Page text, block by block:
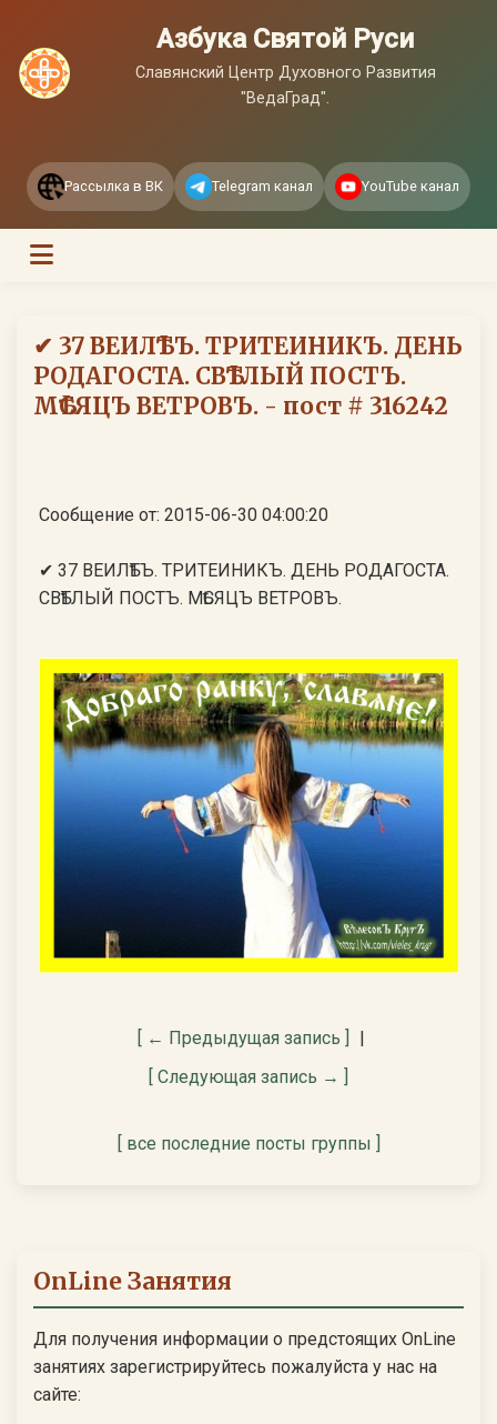
Азбука Святой Руси
Славянский Центр Духовного Развития
"ВедаГрад".
Рассылка в ВК Telegram канал YouTube канал
✔ 37 ВЕИЛѢТЪ. ТРИТЕИНИКЪ. ДЕНЬ
РОДАГОСТА. СВѢТЛЫЙ ПОСТЪ.
МѢСЯЦЪ ВЕТРОВЪ. - пост # 316242
Сообщение от: 2015-06-30 04:00:20
✔ 37 ВЕИЛѢТЪ. ТРИТЕИНИКЪ. ДЕНЬ РОДАГОСТА.
СВѢТЛЫЙ ПОСТЪ. МѢСЯЦЪ ВЕТРОВЪ.
[ ← Предыдущая запись ]
|
[ Следующая запись → ]
[ все последние посты группы ]
OnLine Занятия
Для получения информации о предстоящих OnLine
занятиях зарегистрируйтесь пожалуйста у нас на
сайте: